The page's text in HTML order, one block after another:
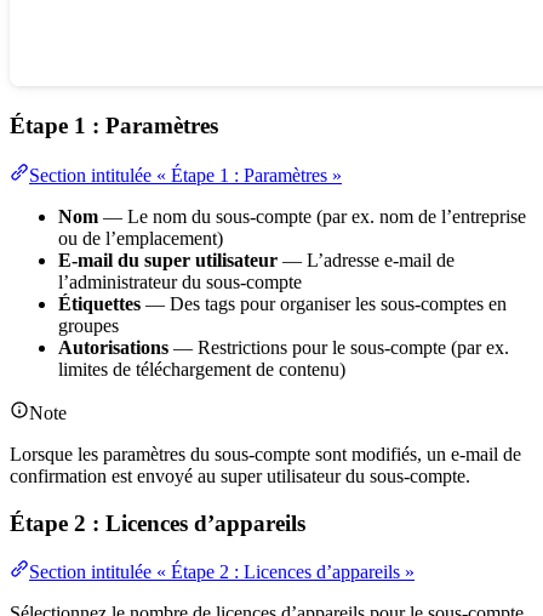
Étape 1 : Paramètres
Section intitulée « Étape 1 : Paramètres »
Nom — Le nom du sous-compte (par ex. nom de l’entreprise
ou de l’emplacement)
E-mail du super utilisateur — L’adresse e-mail de
l’administrateur du sous-compte
Étiquettes — Des tags pour organiser les sous-comptes en
groupes
Autorisations — Restrictions pour le sous-compte (par ex.
limites de téléchargement de contenu)
Note
Lorsque les paramètres du sous-compte sont modifiés, un e-mail de
confirmation est envoyé au super utilisateur du sous-compte.
Étape 2 : Licences d’appareils
Section intitulée « Étape 2 : Licences d’appareils »